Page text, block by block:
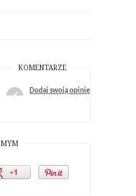
KOMENTARZE
Dodaj swoją opinię